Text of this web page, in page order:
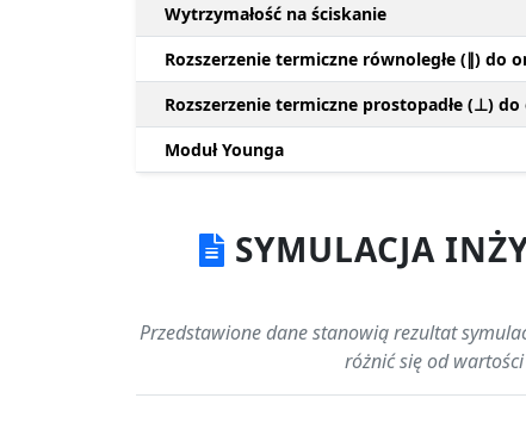
Wytrzymałość na ściskanie
Rozszerzenie termiczne równoległe (∥) do
Rozszerzenie termiczne prostopadłe (⊥)
Moduł Younga
SYMULACJA
Przedstawione dane stanowią rezultat
różnić się od